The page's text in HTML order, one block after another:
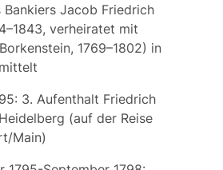
Bankiers Jacob Friedrich
verheiratet mit
1769–1802) in
3. Aufenthalt Friedrich
(auf der Reise
Main)